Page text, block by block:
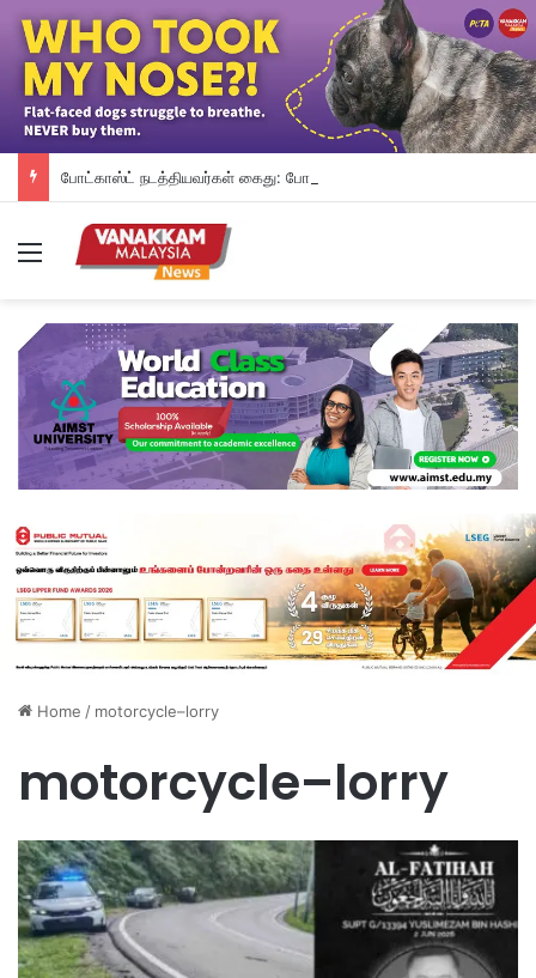
Menu
Home / motorcycle–lorry
motorcycle–lorry